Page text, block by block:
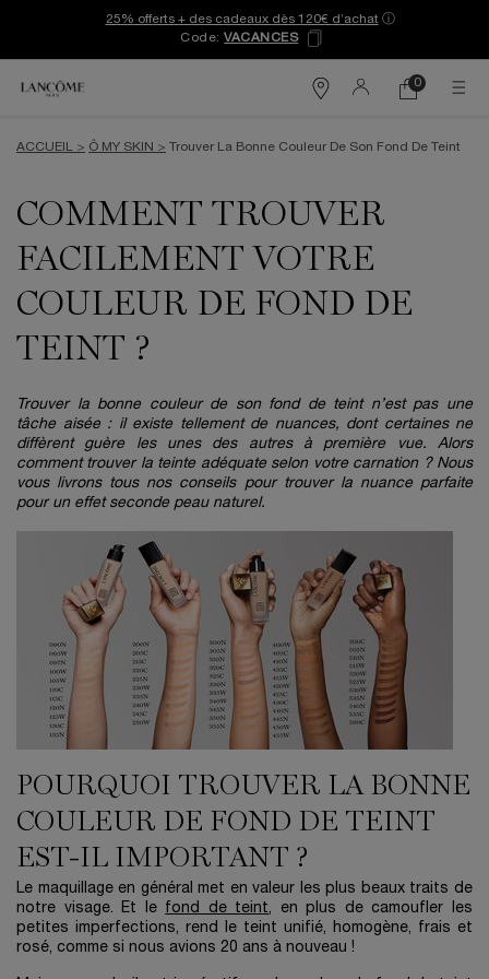
25% offerts + des cadeaux dès 120€ d’achat ⓘ
Code:VACANCES
Trouver
Mon
0
0 produit
ACCUEIL > Ô MY SKIN > Trouver La Bonne Couleur De Son Fond De Teint
COMMENT TROUVER
FACILEMENT VOTRE
COULEUR DE FOND DE
TEINT ?
Trouver la bonne couleur de son fond de teint n’est pas une
tâche aisée : il existe tellement de nuances, dont certaines ne
diffèrent guère les unes des autres à première vue. Alors
comment trouver la teinte adéquate selon votre carnation ? Nous
vous livrons tous nos conseils pour trouver la nuance parfaite
pour un effet seconde peau naturel.
POURQUOI TROUVER LA BONNE
COULEUR DE FOND DE TEINT
EST-IL IMPORTANT ?
Le maquillage en général met en valeur les plus beaux traits de
notre visage. Et le fond de teint, en plus de camoufler les
petites imperfections, rend le teint unifié, homogène, frais et
rosé, comme si nous avions 20 ans à nouveau !